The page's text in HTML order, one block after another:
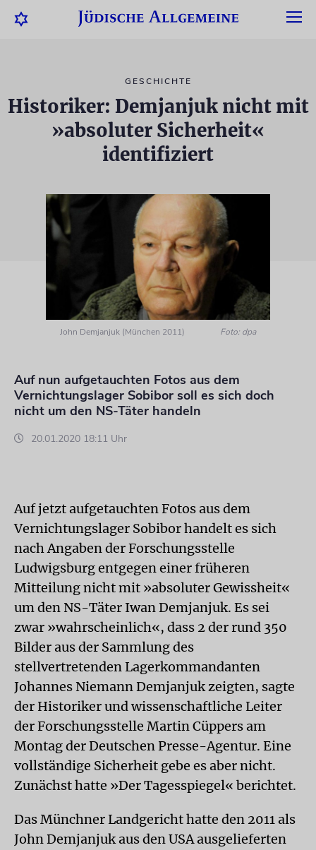
GESCHICHTE
Historiker: Demjanjuk nicht mit
»absoluter Sicherheit«
identifiziert
John Demjanjuk (München 2011) Foto: dpa
Auf nun aufgetauchten Fotos aus dem
Vernichtungslager Sobibor soll es sich doch
nicht um den NS-Täter handeln
20.01.2020 18:11 Uhr
Auf jetzt aufgetauchten Fotos aus dem
Vernichtungslager Sobibor handelt es sich
nach Angaben der Forschungsstelle
Ludwigsburg entgegen einer früheren
Mitteilung nicht mit »absoluter Gewissheit«
um den NS-Täter Iwan Demjanjuk. Es sei
zwar »wahrscheinlich«, dass 2 der rund 350
Bilder aus der Sammlung des
stellvertretenden Lagerkommandanten
Johannes Niemann Demjanjuk zeigten, sagte
der Historiker und wissenschaftliche Leiter
der Forschungsstelle Martin Cüppers am
Montag der Deutschen Presse-Agentur. Eine
vollständige Sicherheit gebe es aber nicht.
Zunächst hatte »Der Tagesspiegel« berichtet.
Das Münchner Landgericht hatte den 2011 als
John Demjanjuk aus den USA ausgelieferten